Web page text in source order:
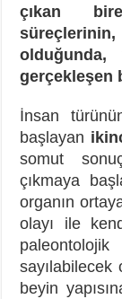
çıkan
gerçekleşen
İnsan
başlayan
somut
çıkmaya
organın
olayı ile
sayılabilecek
beyin